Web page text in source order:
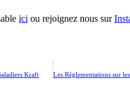
ici ou rejoignez nous sur
Kraft